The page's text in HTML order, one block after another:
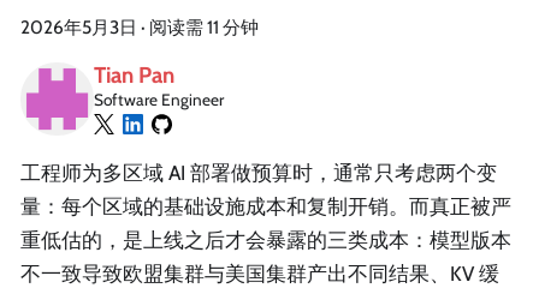
2026年5月3日 · 阅读需 11 分钟
Tian Pan
Software Engineer
工程师为多区域 AI 部署做预算时，通常只考虑两个变
量：每个区域的基础设施成本和复制开销。而真正被严
重低估的，是上线之后才会暴露的三类成本：模型版本
不一致导致欧盟集群与美国集群产出不同结果、KV 缓